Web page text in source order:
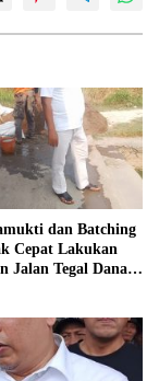
dan Batching
Cepat Lakukan
Jalan Tegal Danas